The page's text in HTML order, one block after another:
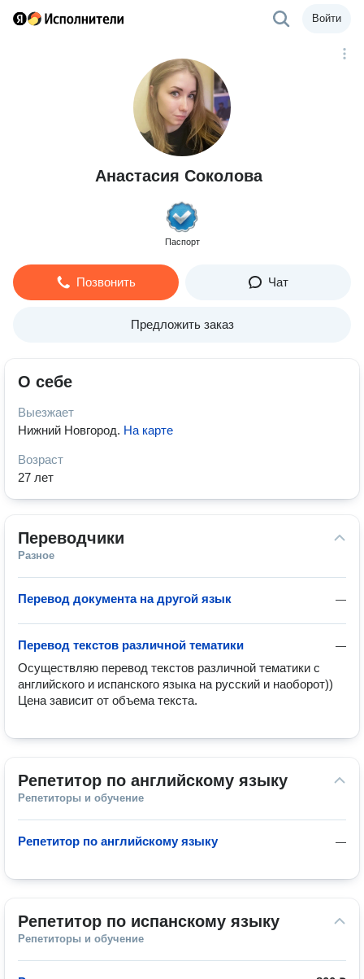
Войти
Анастасия Соколова
Паспорт
Позвонить Чат
Предложить заказ
О себе
Выезжает
Нижний Новгород. На карте
Возраст
27 лет
Переводчики
Разное
—
Перевод документа на другой язык
—
Перевод текстов различной тематики
Осуществляю перевод текстов различной тематики с
английского и испанского языка на русский и наоборот))
Цена зависит от объема текста.
Репетитор по английскому языку
Репетиторы и обучение
—
Репетитор по английскому языку
Репетитор по испанскому языку
Репетиторы и обучение